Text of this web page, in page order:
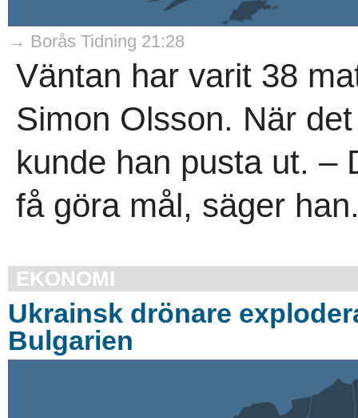
→ Borås Tidning 21:28
Väntan har varit 38
Simon Olsson. När
kunde han pusta ut. –
få göra mål, säger
EKONOMI
Ukrainsk drönare
Bulgarien